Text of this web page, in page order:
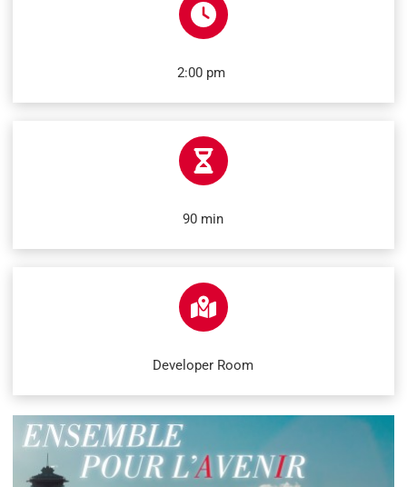
2:00 pm
90 min
Developer Room